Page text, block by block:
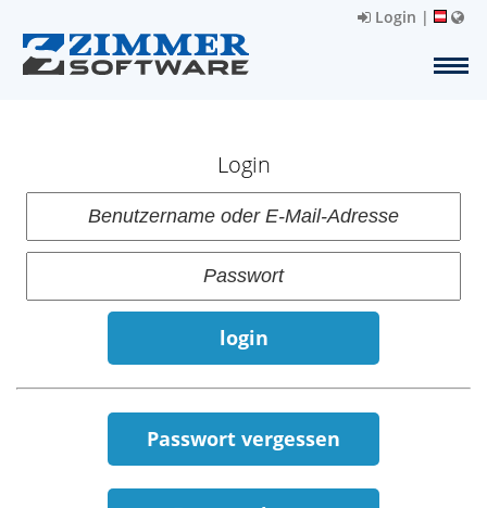
Login |
Login
login
Passwort vergessen